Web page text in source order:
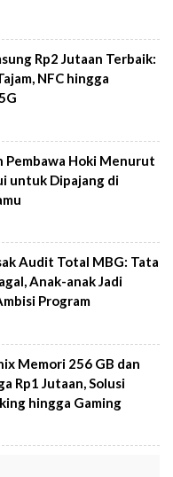
Rp2 Jutaan Terbaik:
NFC hingga
Pembawa Hoki Menurut
untuk Dipajang di
Audit Total MBG: Tata
Anak-anak Jadi
Program
Memori 256 GB dan
Rp1 Jutaan, Solusi
hingga Gaming